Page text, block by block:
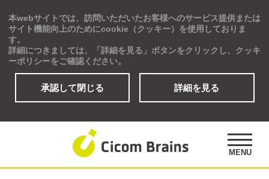
本webサイトでは、訪問いただいたお客様へのサービス提供または
サイト機能向上のためにcookie（クッキー）を使用しておりま
す。
詳細につきましては、「詳細を見る」ボタンをクリックし、クッキ
ーポリシーをご確認ください。
承認して閉じる 詳細を見る
MENU
Global
アセスメント
公開講座 事例紹介 オピニオンズ